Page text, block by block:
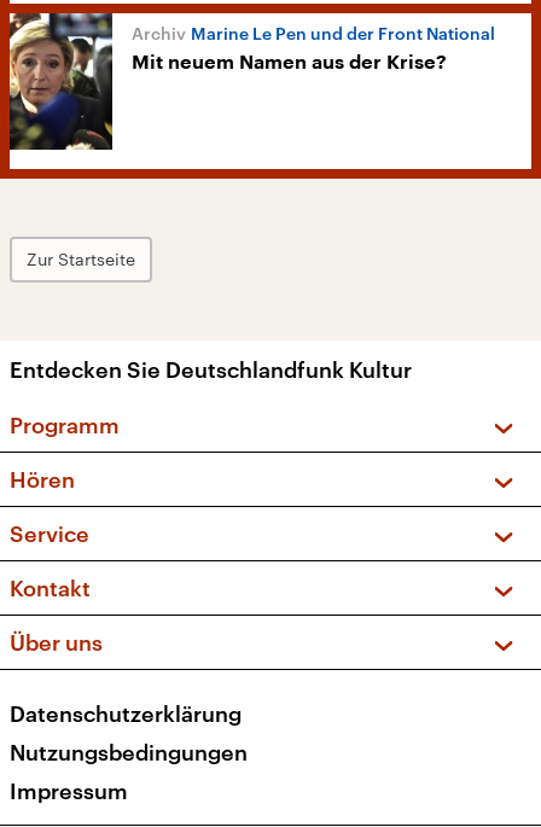
Marine Le Pen und der Front National
Mit neuem Namen aus der Krise?
Zur Startseite
Entdecken Sie Deutschlandfunk Kultur
Programm
Sendungen und Podcasts
Musikliste
Kakadu – Das Kinderprogramm
Hören
Frequenzen (UKW + DAB+)
Service
FAQ
Apps
Newsletter
Veranstaltungen
Kontakt
Social Media
Über uns
Presse
Karriere
Transparenz
Datenschutzerklärung
Nutzungsbedingungen
Impressum